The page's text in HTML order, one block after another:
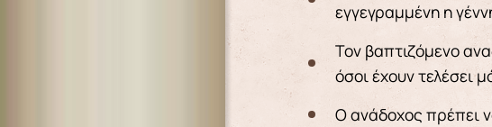
εγγεγραμμένη η
Τον βαπτιζόμενο
όσοι έχουν τελέσει
Ο ανάδοχος πρέπει